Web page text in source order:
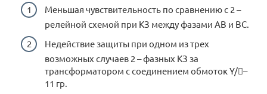
Меньшая чувствительность по сравнению с 2 –
релейной схемой при КЗ между фазами АВ и ВС.
Недействие защиты при одном из трех
возможных случаев 2 – фазных КЗ за
трансформатором с соединением обмоток Y/–
11 гр.